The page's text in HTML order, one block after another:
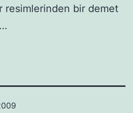
resimlerinden bir demet